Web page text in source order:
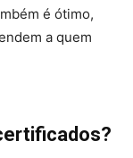
é ótimo,
a quem